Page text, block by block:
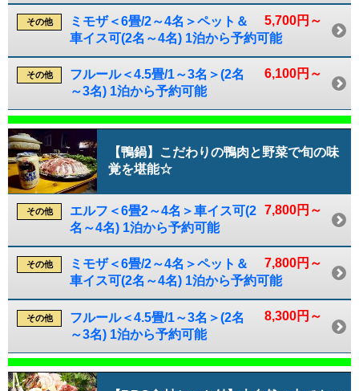
5,700円～
その他
ミモザ＜6畳/2～4名＞ペット＆
車イス可(2名～4名) 1泊から予約可能
6,100円～
その他
フルール＜4.5畳/1～3名＞(2名
～3名) 1泊から予約可能
【鴨鍋】こだわりの鴨肉と野菜で旬の味
覚を堪能☆
7,800円～
その他
エルフ＜6畳2～4名＞車イス可(2
名～4名) 1泊から予約可能
7,800円～
その他
ミモザ＜6畳/2～4名＞ペット＆
車イス可(2名～4名) 1泊から予約可能
8,300円～
その他
フルール＜4.5畳/1～3名＞(2名
～3名) 1泊から予約可能